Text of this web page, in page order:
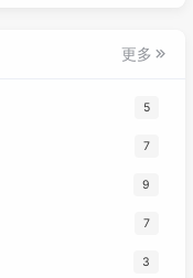
更多
5
7
9
7
3